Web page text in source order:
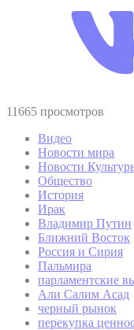
11665 просмотров
Видео
Новости мира
Новости
Общество
История
Ирак
Владимир Путин
Ближний Восток
Россия и Сирия
Пальмира
парламентские
Али Салим Асад
черный рынок
перекупка